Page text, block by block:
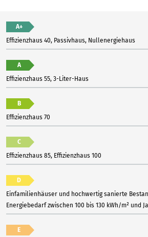
A+
Effizienzhaus 40, Passivhaus, Nullenergiehaus
A
Effizienzhaus 55, 3-Liter-Haus
B
Effizienzhaus 70
C
Effizienzhaus 85, Effizienzhaus 100
D
Einfamilienhäuser und hochwertig sanierte
Energiebedarf zwischen 100 bis 130 kWh/m² und
E